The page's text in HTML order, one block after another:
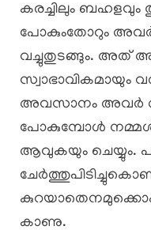
കരച്ചിലും ബഹളവും
പോകുംതോറും
വച്ചുതുടങ്ങും. അത്
സ്വാഭാവികമായും
അവസാനം അവർ
പോകുമ്പോൾ നമ്മൾ
ആവുകയും ചെയ്യും.
കാണു.